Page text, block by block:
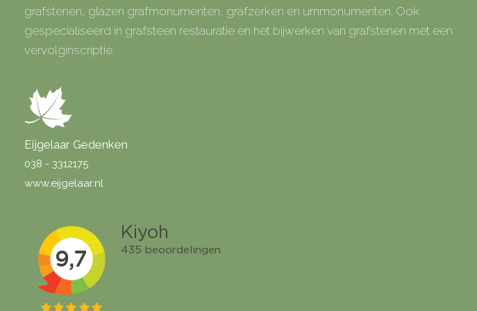
grafstenen, glazen grafmonumenten, grafzerken en urnmonumenten. Ook
gespecialiseerd in grafsteen restauratie en het bijwerken van grafstenen met een
vervolginscriptie.
Eijgelaar Gedenken
038 - 3312175
www.eijgelaar.nl